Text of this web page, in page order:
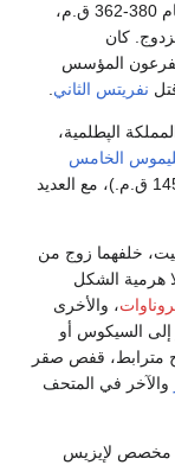
عام 380-362 ق.م،
كان
المؤسس
نفريتس الثاني.
الپطلمية،
الخامس
(282-145 ق.م.)، مع العديد
خلفهما زوج من
الپروپيلا هرمية الشكل
، والأخرى
إلى السيكوس أو
مترابط، قفص صقر
والآخر في المتحف
مخصص لإيزيس